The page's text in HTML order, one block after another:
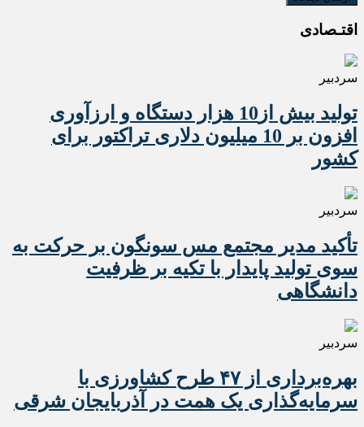
اقتـصادی
سردبیر
تولید بیش از10 هزار دستگاه و ارزآوری
افزون بر 10 میلیون دلاری تراکتور برای
کشور
سردبیر
تأکید مدیر مجتمع مس سونگون بر حرکت به
سوی تولید پایدار با تکیه بر ظرفیت
دانشگاهی
سردبیر
بهره‌برداری از ۴۷ طرح کشاورزی با
سرمایه‌گذاری یک همت در آذربایجان شرقی